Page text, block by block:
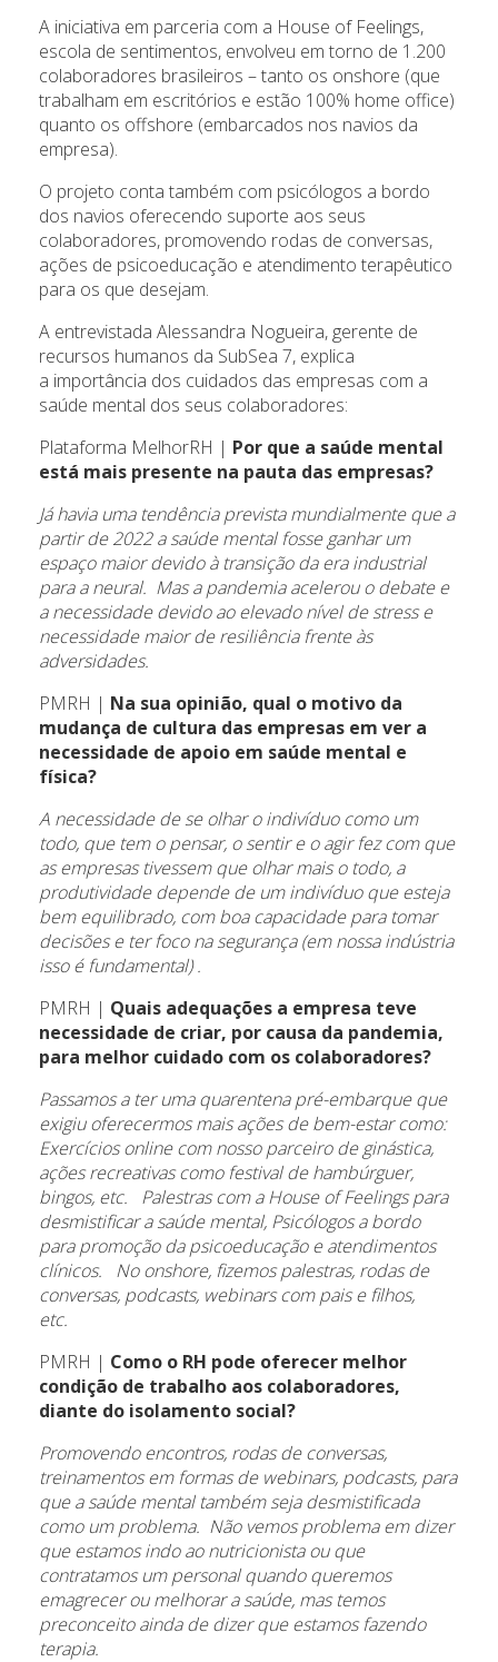
A iniciativa em parceria com a House of Feelings,
escola de sentimentos, envolveu em torno de 1.200
colaboradores brasileiros – tanto os onshore (que
trabalham em escritórios e estão 100% home office)
quanto os offshore (embarcados nos navios da
empresa).
O projeto conta também com psicólogos a bordo
dos navios oferecendo suporte aos seus
colaboradores, promovendo rodas de conversas,
ações de psicoeducação e atendimento terapêutico
para os que desejam.
A entrevistada Alessandra Nogueira, gerente de
recursos humanos da SubSea 7, explica
a importância dos cuidados das empresas com a
saúde mental dos seus colaboradores:
Plataforma MelhorRH | Por que a saúde mental
está mais presente na pauta das empresas?
Já havia uma tendência prevista mundialmente que a
partir de 2022 a saúde mental fosse ganhar um
espaço maior devido à transição da era industrial
para a neural. Mas a pandemia acelerou o debate e
a necessidade devido ao elevado nível de stress e
necessidade maior de resiliência frente às
adversidades.
PMRH | Na sua opinião, qual o motivo da
mudança de cultura das empresas em ver a
necessidade de apoio em saúde mental e
física?
A necessidade de se olhar o indivíduo como um
todo, que tem o pensar, o sentir e o agir fez com que
as empresas tivessem que olhar mais o todo, a
produtividade depende de um indivíduo que esteja
bem equilibrado, com boa capacidade para tomar
decisões e ter foco na segurança (em nossa indústria
isso é fundamental) .
PMRH | Quais adequações a empresa teve
necessidade de criar, por causa da pandemia,
para melhor cuidado com os colaboradores?
Passamos a ter uma quarentena pré-embarque que
exigiu oferecermos mais ações de bem-estar como:
Exercícios online com nosso parceiro de ginástica,
ações recreativas como festival de hambúrguer,
bingos, etc. Palestras com a House of Feelings para
desmistificar a saúde mental, Psicólogos a bordo
para promoção da psicoeducação e atendimentos
clínicos. No onshore, fizemos palestras, rodas de
conversas, podcasts, webinars com pais e filhos,
etc.
PMRH | Como o RH pode oferecer melhor
condição de trabalho aos colaboradores,
diante do isolamento social?
Promovendo encontros, rodas de conversas,
treinamentos em formas de webinars, podcasts, para
que a saúde mental também seja desmistificada
como um problema. Não vemos problema em dizer
que estamos indo ao nutricionista ou que
contratamos um personal quando queremos
emagrecer ou melhorar a saúde, mas temos
preconceito ainda de dizer que estamos fazendo
terapia.